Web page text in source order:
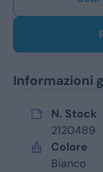
Informazioni
N. Stock
2120489
Colore
Bianco